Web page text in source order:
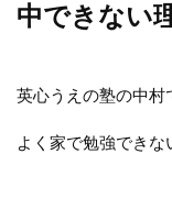
中できない
英心うえの塾の中村
よく家で勉強できな